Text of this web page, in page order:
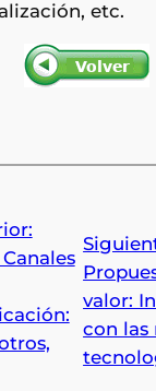
etc.
valor:
con las